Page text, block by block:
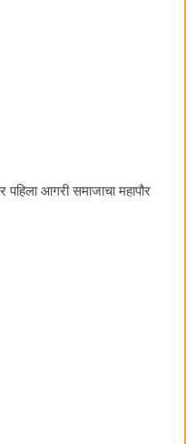
पहिला आगरी समाजाचा महापौर